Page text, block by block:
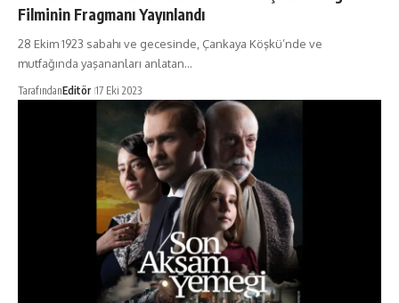
Filminin Fragmanı Yayınlandı
28 Ekim 1923 sabahı ve gecesinde, Çankaya Köşkü’nde ve
mutfağında yaşananları anlatan…
TarafındanEditör 17 Eki 2023